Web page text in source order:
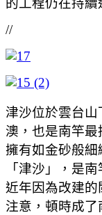
的工程仍在持續
//
津沙位於雲台
澳，也是南竿
擁有如金砂般
「津沙」，是
近年因為改建
注意，頓時成了